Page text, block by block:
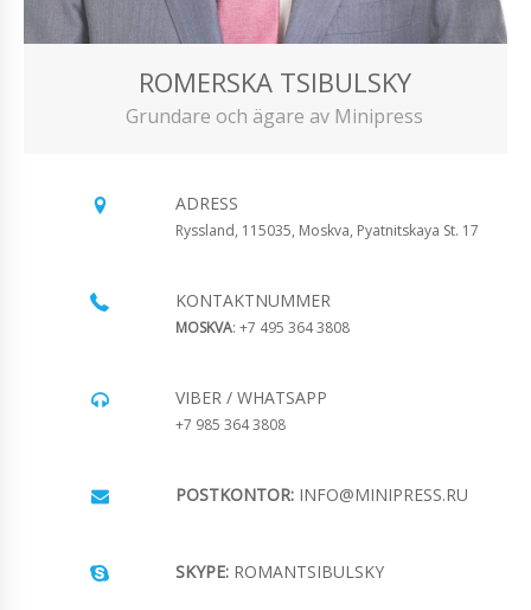
ROMERSKA TSIBULSKY
Grundare och ägare av Minipress
ADRESS
Ryssland, 115035, Moskva, Pyatnitskaya St. 17
KONTAKTNUMMER
MOSKVA: +7 495 364 3808
VIBER / WHATSAPP
+7 985 364 3808
POSTKONTOR: INFO@MINIPRESS.RU
SKYPE: ROMANTSIBULSKY